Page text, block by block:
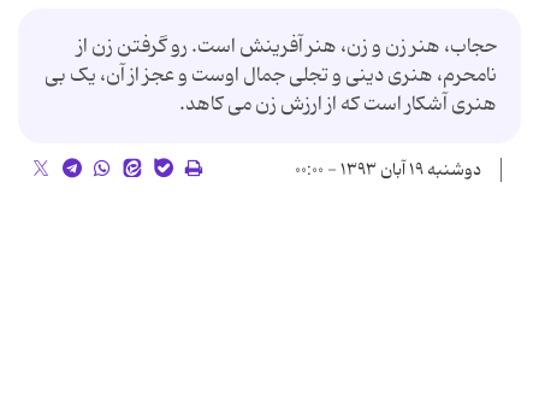
حجاب، هنر زن و زن، هنر آفرینش است. رو گرفتن زن از
نامحرم، هنری دینی و تجلی جمال اوست و عجز از آن، یک بی
هنری آشکار است که از ارزش زن می کاهد.
دوشنبه ۱۹ آبان ۱۳۹۳ - ۰۰:۰۰